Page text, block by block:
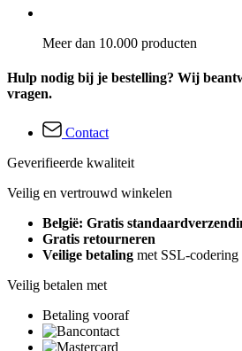
Meer dan 10.000 producten
Hulp nodig bij je bestelling? Wij
vragen.
Contact
Geverifieerde kwaliteit
Veilig en vertrouwd winkelen
België: Gratis
Gratis retourneren
Veilige betaling met SSL-codering
Veilig betalen met
Betaling vooraf